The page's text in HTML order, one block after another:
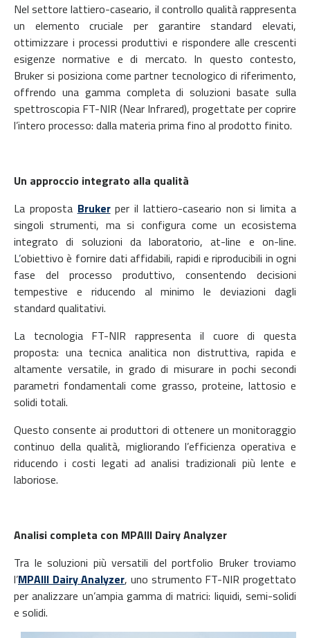
Nel settore lattiero-caseario, il controllo qualità rappresenta
un elemento cruciale per garantire standard elevati,
ottimizzare i processi produttivi e rispondere alle crescenti
esigenze normative e di mercato. In questo contesto,
Bruker si posiziona come partner tecnologico di riferimento,
offrendo una gamma completa di soluzioni basate sulla
spettroscopia FT-NIR (Near Infrared), progettate per coprire
l’intero processo: dalla materia prima fino al prodotto finito.
Un approccio integrato alla qualità
La proposta Brukerper il lattiero-caseario non si limita a
singoli strumenti, ma si configura come un ecosistema
integrato di soluzioni da laboratorio, at-line e on-line.
L’obiettivo è fornire dati affidabili, rapidi e riproducibili in ogni
fase del processo produttivo, consentendo decisioni
tempestive e riducendo al minimo le deviazioni dagli
standard qualitativi.
La tecnologia FT-NIR rappresenta il cuore di questa
proposta: una tecnica analitica non distruttiva, rapida e
altamente versatile, in grado di misurare in pochi secondi
parametri fondamentali come grasso, proteine, lattosio e
solidi totali.
Questo consente ai produttori di ottenere un monitoraggio
continuo della qualità, migliorando l’efficienza operativa e
riducendo i costi legati ad analisi tradizionali più lente e
laboriose.
Analisi completa con MPAIII Dairy Analyzer
Tra le soluzioni più versatili del portfolio Bruker troviamo
l’MPAIII Dairy Analyzer, uno strumento FT-NIR progettato
per analizzare un’ampia gamma di matrici: liquidi, semi-solidi
e solidi.